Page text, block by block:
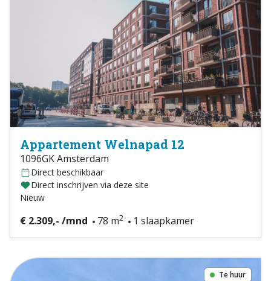
Appartement Welnapad 12
1096GK Amsterdam
Direct beschikbaar
Direct inschrijven via deze site
Nieuw
€ 2.309,- /mnd 78 m2 1 slaapkamer
Te huur